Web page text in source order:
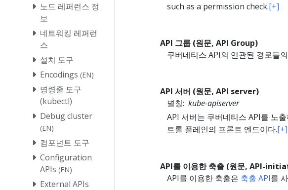
노드 레퍼런스 정
보
네트워킹 레퍼런
스
설치 도구
Encodings (EN)
명령줄 도구
(kubectl)
Debug cluster
(EN)
컴포넌트 도구
Configuration
APIs (EN)
External APIs
such as a permission check.[+]
API 그룹 (원문, API Group)
쿠버네티스 API의 연관된 경로들
API 서버 (원문, API server)
별칭: kube-apiserver
API 서버는 쿠버네티스 API를 노
트롤 플레인의 프론트 엔드이다.[+]
API를 이용한 축출 (원문, API-
API를 이용한 축출은 축출 API를